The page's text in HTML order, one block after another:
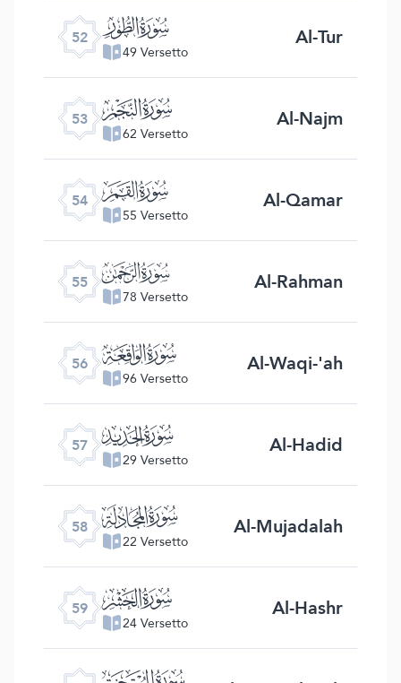
52 ﯡ
49 Versetto Al-Tur
53 ﯢ
62 Versetto Al-Najm
54 ﯣ
55 Versetto Al-Qamar
55 ﯤ
78 Versetto Al-Rahman
56 ﯥ
96 Versetto Al-Waqi-'ah
57 ﯦ
29 Versetto Al-Hadid
58 ﯧ
22 Versetto Al-Mujadalah
59 ﯨ
24 Versetto Al-Hashr